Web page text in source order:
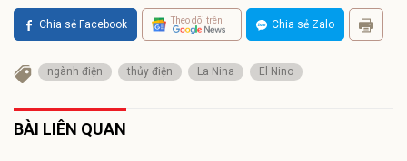
Chia sẻ Facebook Theo dõi trên Chia sẻ Zalo
ngành điện thủy điện La Nina El Nino
BÀI LIÊN QUAN